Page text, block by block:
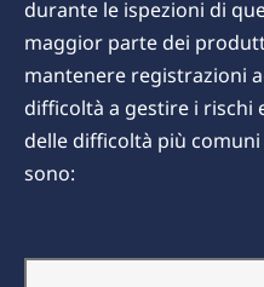
durante le ispezioni di
maggior parte dei
mantenere registrazioni
difficoltà a gestire i rischi
delle difficoltà più
sono: